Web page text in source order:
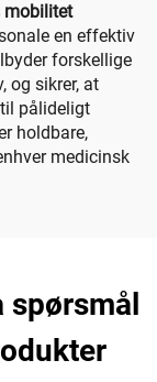
mobilitet
en effektiv
forskellige
og sikrer, at
pålideligt
holdbare,
medicinsk
spørsmål